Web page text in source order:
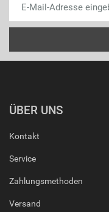
ÜBER UNS
Kontakt
Service
Zahlungsmethoden
Versand